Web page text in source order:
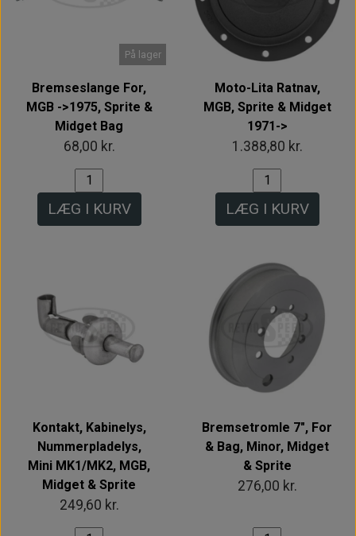
På lager
Bremseslange For,
MGB ->1975, Sprite &
Midget Bag
68,00 kr.
LÆG I KURV
Moto-Lita Ratnav,
MGB, Sprite & Midget
1971->
1.388,80 kr.
LÆG I KURV
Kontakt, Kabinelys,
Nummerpladelys,
Mini MK1/MK2, MGB,
Midget & Sprite
249,60 kr.
Bremsetromle 7", For
& Bag, Minor, Midget
& Sprite
276,00 kr.